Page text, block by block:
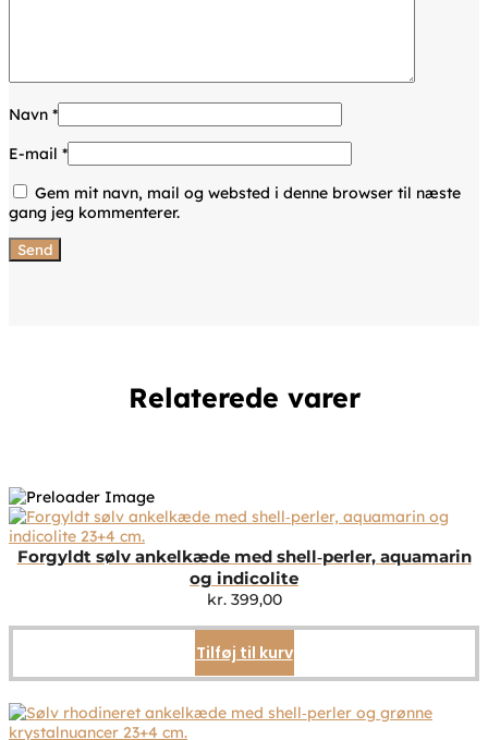
Navn *
E-mail *
Gem mit navn, mail og websted i denne browser til næste
gang jeg kommenterer.
Relaterede varer
Forgyldt sølv ankelkæde med shell‑perler, aquamarin
og indicolite
kr.399,00
Tilføj til kurv